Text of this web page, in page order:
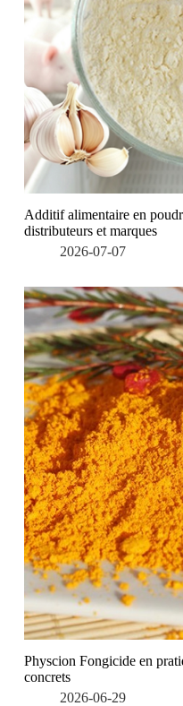
Additif alimentaire en
distributeurs et marques
2026-07-07
Physcion Fongicide en
concrets
2026-06-29